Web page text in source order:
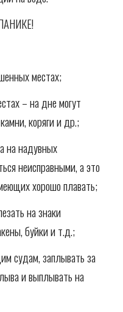
местах;
– на дне могут
коряги и др.;
на надувных
неисправными, а это
хорошо плавать;
на знаки
буйки и т.д.;
судам, заплывать за
и выплывать на